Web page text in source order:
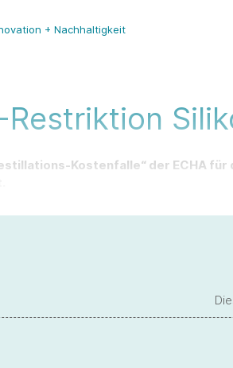
+ Nachhaltigkeit
Restriktion
Kostenfalle“ der ECHA